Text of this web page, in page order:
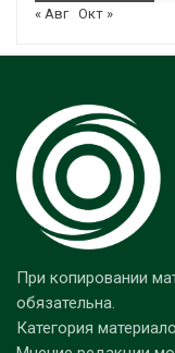
« Авг Окт »
При копировании
обязательна.
Категория